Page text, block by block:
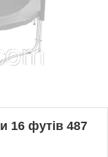
16 футів 487